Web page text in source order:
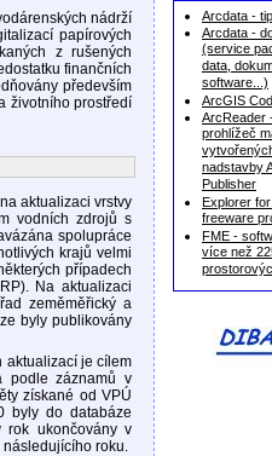
nádrží
papírových
z rušených
finančních
především
životního prostředí
aktualizaci vrstvy
vodních zdrojů s
spolupráce
krajů velmi
případech
Na aktualizaci
zeměměřický a
byly publikovány
aktualizací je cílem
podle záznamů v
získané od VPÚ
byly do databáze
rok ukončovány v
roku.
Arcdata -
Arcdata -
(service
data,
software...)
ArcGIS
ArcReader
prohlížeč
nadstavby
Publisher
Explorer
freeware
FME -
více než